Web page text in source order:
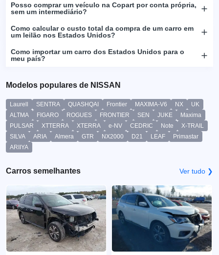
Posso comprar um veículo na Copart por conta própria,
sem um intermediário?
Como calcular o custo total da compra de um carro em
um leilão nos Estados Unidos?
Como importar um carro dos Estados Unidos para o
meu país?
Modelos populares de NISSAN
Laurell SENTRA QUASHQAI Frontier MAXIMA-V6 NX
UK
ALTMA
FIGARO ROGUES FRONTIER SEN JUKE
Maxima
PULSAR
XTTERRA XTERRA e-NV CEDRIC Note
X-TRAIL
SILVA
ARIA Almera GTR NX2000 D21 LEAF
Primastar
ARIIYA
Carros semelhantes Ver tudo ❯